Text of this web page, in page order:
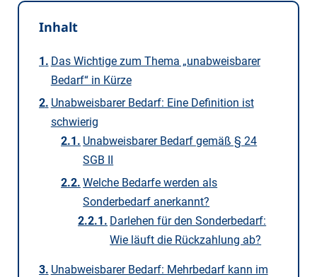
Inhalt
Das Wichtige zum Thema „unabweisbarer
Bedarf“ in Kürze
Unabweisbarer Bedarf: Eine Definition ist
schwierig
Unabweisbarer Bedarf gemäß § 24
SGB II
Welche Bedarfe werden als
Sonderbedarf anerkannt?
Darlehen für den Sonderbedarf:
Wie läuft die Rückzahlung ab?
Unabweisbarer Bedarf: Mehrbedarf kann im